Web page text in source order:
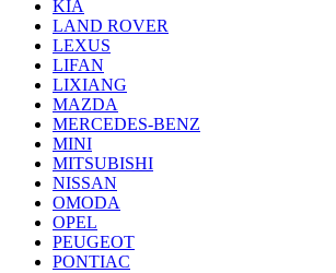
KIA
LAND ROVER
LEXUS
LIFAN
LIXIANG
MAZDA
MERCEDES-BENZ
MINI
MITSUBISHI
NISSAN
OMODA
OPEL
PEUGEOT
PONTIAC